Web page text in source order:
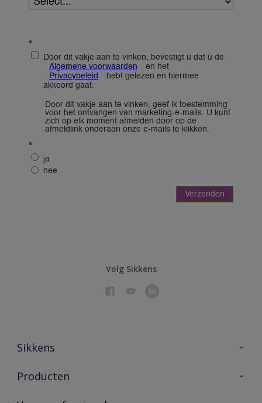
Volg Sikkens
Sikkens
Over Sikkens
Producten
Producten voor binnen